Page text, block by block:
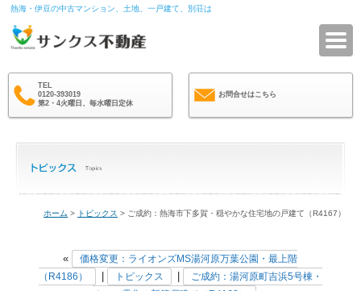
熱海・伊豆の中古マンション、土地、一戸建て、別荘は
TEL
0120-393019
第2・4火曜日、毎水曜日定休
お問合せはこちら
ホーム > トピックス > ご成約：熱海市下多賀・穏やかな住宅地の戸建て（R4167）
«
価格変更：ライオンズMS湯河原万葉公園・最上階
（R4186）
トピックス
ご成約：湯河原町吉浜5号棟・